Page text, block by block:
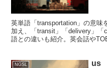
英単語「transportation」の意味
加え、「transit」「delivery」
語との違いも紹介。英会話や
NGSL us